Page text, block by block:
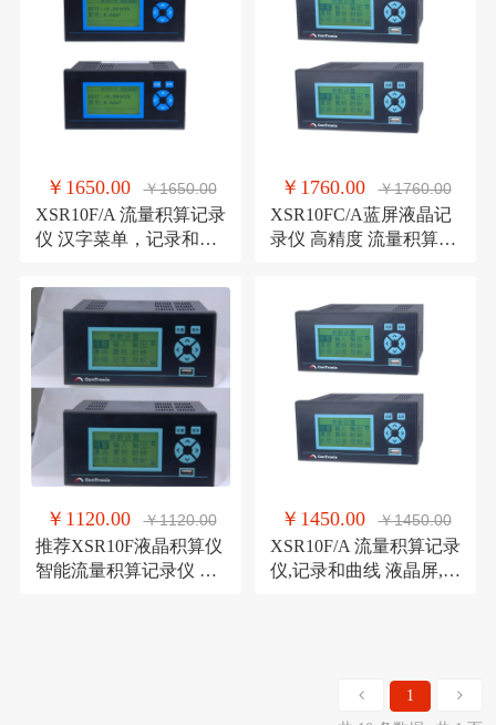
￥1650.00 ￥1650.00
XSR10F/A 流量积算记录
仪 汉字菜单，记录和曲
￥1760.00 ￥1760.00
XSR10FC/A蓝屏液晶记
录仪 高精度 流量积算记
￥1120.00 ￥1120.00
推荐XSR10F液晶积算仪
智能流量积算记录仪 脉
￥1450.00 ￥1450.00
XSR10F/A 流量积算记录
仪,记录和曲线 液晶屏,汉
1